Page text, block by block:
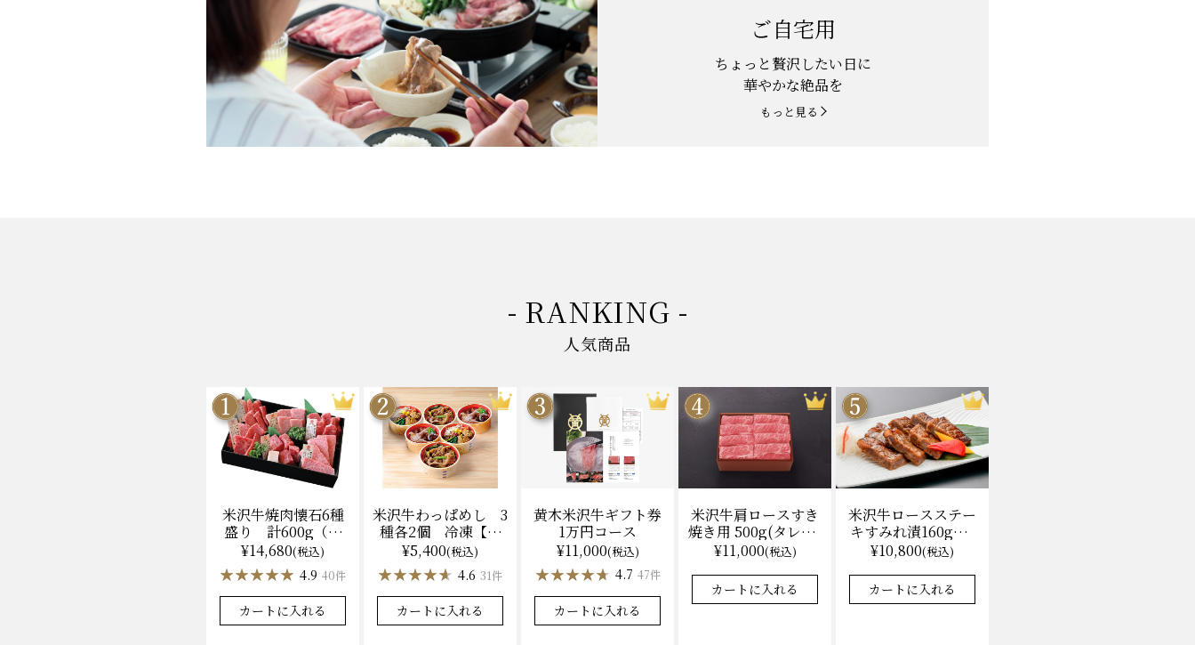
ご自宅用
ちょっと贅沢したい日に
華やかな絶品を
もっと見る
- RANKING -
人気商品
米沢牛焼肉懐石6種
盛り 計600g（冷
凍）送料無料 化粧
箱入
¥14,680(税込)
★★★★★
★★★★★ 4.9 40件
カートに入れる
米沢牛わっぱめし 3
種各2個 冷凍【レ
ンジ調理】化粧箱入
¥5,400(税込)
★★★★★
★★★★★ 4.6 31件
カートに入れる
黄木米沢牛ギフト券
1万円コース
¥11,000(税込)
★★★★★
★★★★★ 4.7 47件
カートに入れる
米沢牛肩ロースすき
焼き用 500g(タレ付)
（冷凍）送料無料
化粧箱入
¥11,000(税込)
★★★★★
★★★★★ 4.9 37件
カートに入れる
米沢牛ロースステー
キすみれ漬160g×3
枚(計480g) 木箱入
味噌酒粕漬け/冷蔵
送料無料
¥10,800(税込)
★★★★★
★★★★★ 4.9 8件
カートに入れる